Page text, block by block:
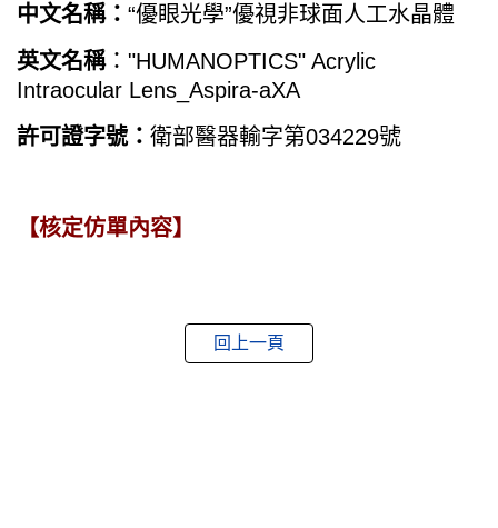
中文名稱： “優眼光學”優視非球面人工水晶體
英文名稱："HUMANOPTICS" Acrylic
Intraocular Lens_Aspira-aXA
許可證字號： 衛部醫器輸字第034229號
【核定仿單內容】
回上一頁